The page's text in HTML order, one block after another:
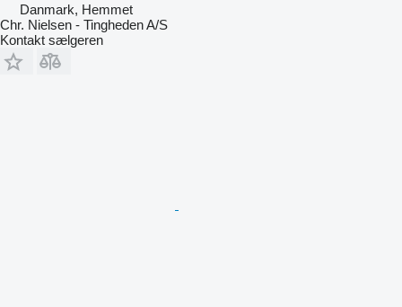
Danmark, Hemmet
Chr. Nielsen - Tingheden A/S
Kontakt sælgeren